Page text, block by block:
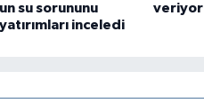
su sorununu
inceledi
veriyor